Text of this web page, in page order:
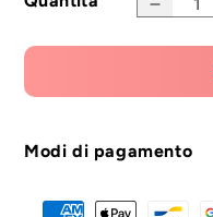
Modi di pagamento